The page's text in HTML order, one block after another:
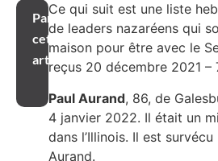
Partager
cet
article
Ce qui suit est une liste
de leaders nazaréens qui
maison pour être avec le
reçus 20 décembre 2021 –
Paul Aurand, 86, de
4 janvier 2022. Il était un
dans l’Illinois. Il est
Aurand.